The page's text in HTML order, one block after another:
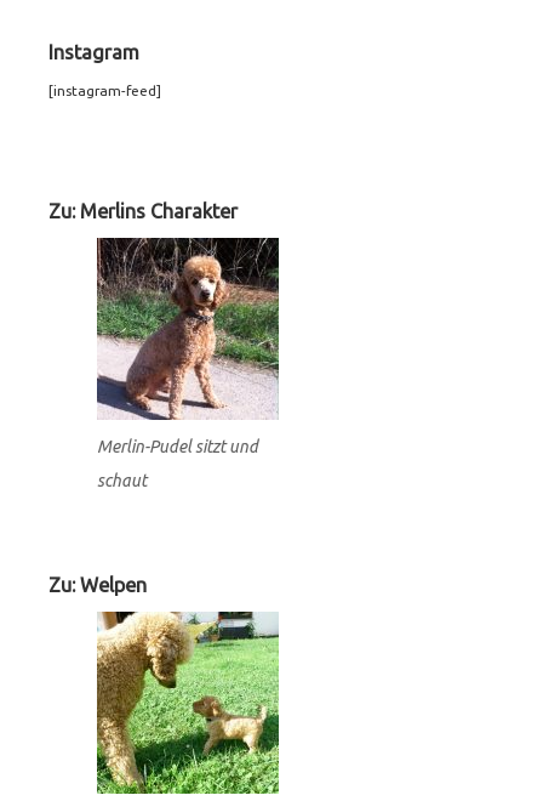
Instagram
[instagram-feed]
Widgets
Zu: Merlins Charakter
Merlin-Pudel sitzt und
schaut
Zu: Welpen